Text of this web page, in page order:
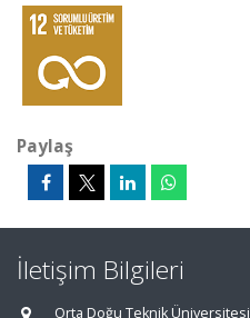
Paylaş
İletişim Bilgileri
Orta Doğu Teknik Üniversitesi